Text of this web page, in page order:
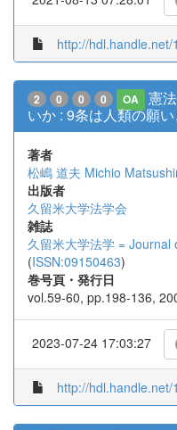
http://
2 0 0 0 OA
憲
いか : 9条は人類の願
著者
松嶋 道夫 Michio
出版者
久留米大学法学会
雑誌
久留米大学法学 = Journal
(ISSN:09150463)
巻号頁・発行日
vol.59-60, pp.198-136,
2023-07-24 17:03:27
http://hdl.handle.net/